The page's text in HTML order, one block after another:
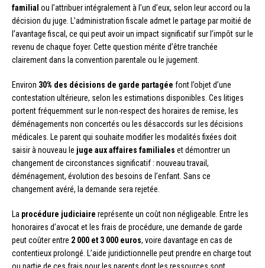
familial ou l’attribuer intégralement à l’un d’eux, selon leur accord ou la
décision du juge. L’administration fiscale admet le partage par moitié de
l’avantage fiscal, ce qui peut avoir un impact significatif sur l’impôt sur le
revenu de chaque foyer. Cette question mérite d’être tranchée
clairement dans la convention parentale ou le jugement.
Environ 30% des décisions de garde partagée font l’objet d’une
contestation ultérieure, selon les estimations disponibles. Ces litiges
portent fréquemment sur le non-respect des horaires de remise, les
déménagements non concertés ou les désaccords sur les décisions
médicales. Le parent qui souhaite modifier les modalités fixées doit
saisir à nouveau le juge aux affaires familiales et démontrer un
changement de circonstances significatif : nouveau travail,
déménagement, évolution des besoins de l’enfant. Sans ce
changement avéré, la demande sera rejetée.
La procédure judiciaire représente un coût non négligeable. Entre les
honoraires d’avocat et les frais de procédure, une demande de garde
peut coûter entre 2 000 et 3 000 euros, voire davantage en cas de
contentieux prolongé. L’aide juridictionnelle peut prendre en charge tout
ou partie de ces frais pour les parents dont les ressources sont